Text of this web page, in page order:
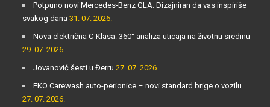
Potpuno novi Mercedes-Benz GLA: Dizajniran da vas inspiriše
svakog dana 31. 07. 2026.
Nova električna C-Klasa: 360° analiza uticaja na životnu sredinu
29. 07. 2026.
Jovanović šesti u Đerru 27. 07. 2026.
EKO Carewash auto-perionice – novi standard brige o vozilu
27. 07. 2026.